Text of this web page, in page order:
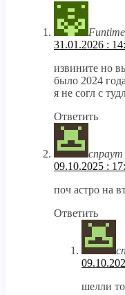
31.01.2026 :
извините но
было 2024
я не согл с
Ответить
спраут
09.10.2025 :
поч астро на
Ответить
шелли